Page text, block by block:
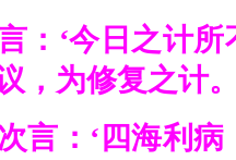
‘今日之计所
，为修复之计
：‘四海利病